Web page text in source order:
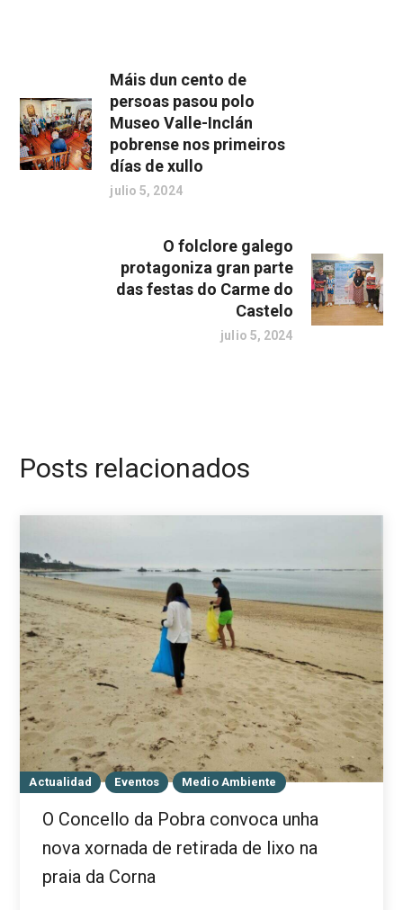
Máis dun cento de
persoas pasou polo
Museo Valle-Inclán
pobrense nos primeiros
días de xullo
julio 5, 2024
O folclore galego
protagoniza gran parte
das festas do Carme do
Castelo
julio 5, 2024
Posts relacionados
Actualidad Eventos Medio Ambiente
O Concello da Pobra convoca unha
nova xornada de retirada de lixo na
praia da Corna